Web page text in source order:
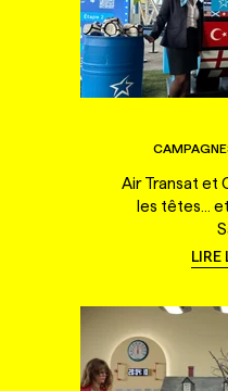
Air Transat et
les têtes...
LIRE